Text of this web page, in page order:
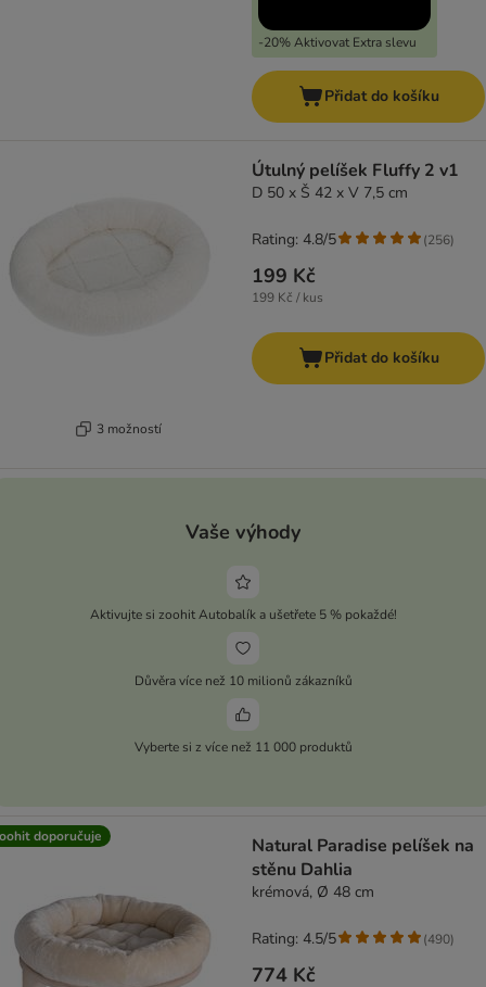
-20% Aktivovat Extra slevu
Přidat do košíku
3 možností
Útulný pelíšek Fluffy 2 v1
D 50 x Š 42 x V 7,5 cm
199 Kč
199 Kč / kus
Rating: 4.8/5 (256)
Přidat do košíku
Vaše výhody
Aktivujte si zoohit Autobalík a ušetřete 5 % pokaždé!
Důvěra více než 10 milionů zákazníků
Vyberte si z více než 11 000 produktů
doporučuje
Natural Paradise pelíšek na
stěnu Dahlia
krémová, Ø 48 cm
774 Kč
Rating: 4.5/5 (490)